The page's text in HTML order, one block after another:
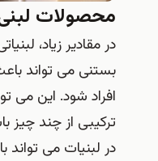
محصولات
در مقادیر زیاد،
بستنی می تواند
افراد شود. این می
ترکیبی از چند چیز
در لبنیات می